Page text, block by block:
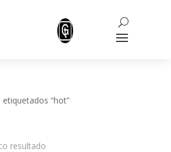
“hot”
resultado